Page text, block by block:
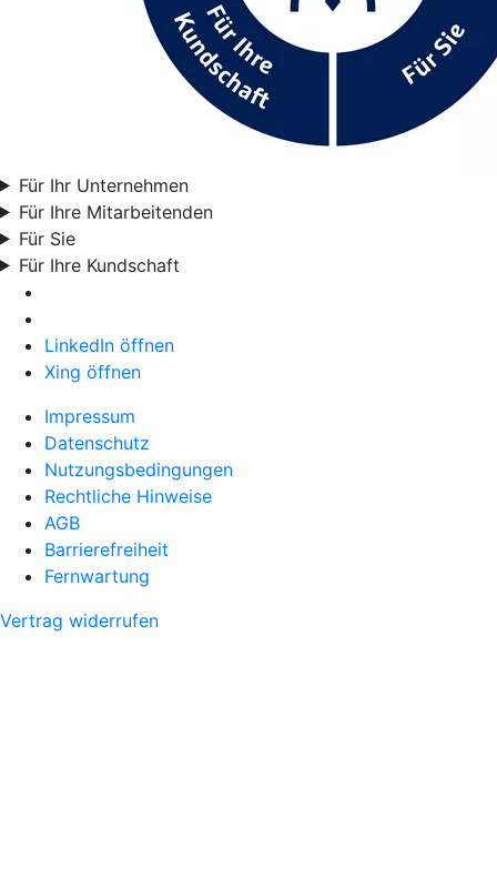
Für Ihr Unternehmen
Für Ihre Mitarbeitenden
Für Sie
Für Ihre Kundschaft
LinkedIn öffnen
Xing öffnen
Impressum
Datenschutz
Nutzungsbedingungen
Rechtliche Hinweise
AGB
Barrierefreiheit
Fernwartung
Vertrag widerrufen